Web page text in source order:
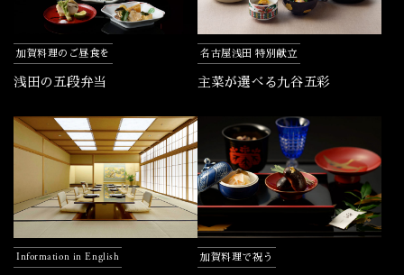
加賀料理のご昼食を
浅田の五段弁当
名古屋浅田 特別献立
主菜が選べる九谷五彩
Information in English 加賀料理で祝う